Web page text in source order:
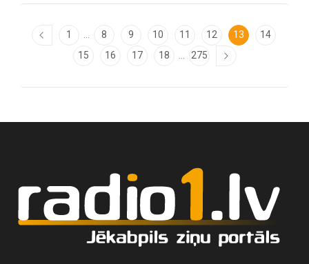
1 8 9 10 11 12 13
14
15
16 17 18 275